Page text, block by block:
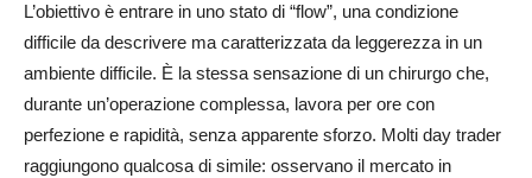
L’obiettivo è entrare in uno stato di “flow”, una condizione
difficile da descrivere ma caratterizzata da leggerezza in un
ambiente difficile. È la stessa sensazione di un chirurgo che,
durante un’operazione complessa, lavora per ore con
perfezione e rapidità, senza apparente sforzo. Molti day trader
raggiungono qualcosa di simile: osservano il mercato in